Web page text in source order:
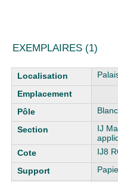
EXEMPLAIRES (1)
Liste des exemplaires
Blanc
IJ
IJ8